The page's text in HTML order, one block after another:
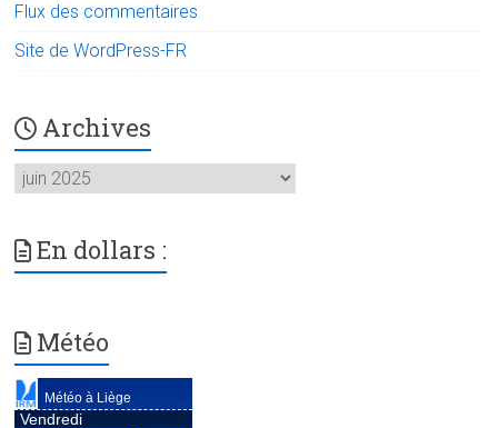
Flux des commentaires
Site de WordPress-FR
Archives
Archives
En dollars :
Météo